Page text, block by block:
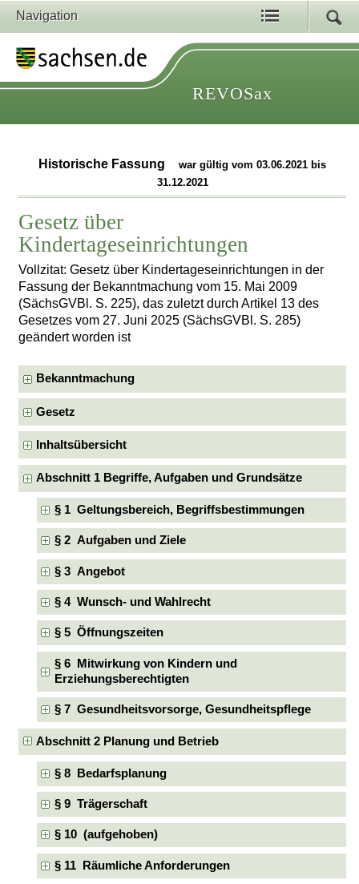
Navigation
REVOSax
Historische Fassung
war gültig vom 03.06.2021 bis
31.12.2021
Gesetz über
Kindertageseinrichtungen
Vollzitat: Gesetz über Kindertageseinrichtungen in der
Fassung der Bekanntmachung vom 15. Mai 2009
(SächsGVBl. S. 225), das zuletzt durch Artikel 13 des
Gesetzes vom 27. Juni 2025 (SächsGVBl. S. 285)
geändert worden ist
Bekanntmachung
Gesetz
Inhaltsübersicht
Abschnitt 1 Begriffe, Aufgaben und Grundsätze
§ 1 Geltungsbereich, Begriffsbestimmungen
§ 2 Aufgaben und Ziele
§ 3 Angebot
§ 4 Wunsch- und Wahlrecht
§ 5 Öffnungszeiten
§ 6 Mitwirkung von Kindern und
Erziehungsberechtigten
§ 7 Gesundheitsvorsorge, Gesundheitspflege
Abschnitt 2 Planung und Betrieb
§ 8 Bedarfsplanung
§ 9 Trägerschaft
§ 10 (aufgehoben)
§ 11 Räumliche Anforderungen